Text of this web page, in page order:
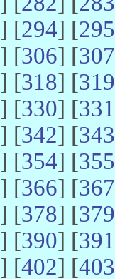
] [294] [295
] [306] [307
] [318] [319
] [330] [331
] [342] [343
] [354] [355
] [366] [367
] [378] [379
] [390] [391
] [402] [403